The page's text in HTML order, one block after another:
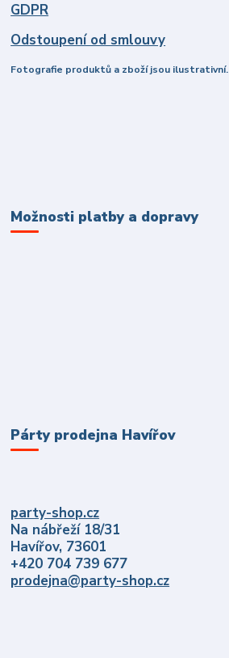
GDPR
Odstoupení od smlouvy
Fotografie produktů a zboží jsou ilustrativní.
Možnosti platby a dopravy
Párty prodejna Havířov
party-shop.cz
Na nábřeží 18/31
Havířov, 73601
+420 704 739 677
prodejna@party-shop.cz